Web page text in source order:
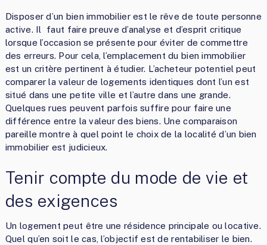
Disposer d’un bien immobilier est le rêve de toute personne
active. Il faut faire preuve d’analyse et d’esprit critique
lorsque l’occasion se présente pour éviter de commettre
des erreurs. Pour cela, l’emplacement du bien immobilier
est un critère pertinent à étudier. L’acheteur potentiel peut
comparer la valeur de logements identiques dont l’un est
situé dans une petite ville et l’autre dans une grande.
Quelques rues peuvent parfois suffire pour faire une
différence entre la valeur des biens. Une comparaison
pareille montre à quel point le choix de la localité d’un bien
immobilier est judicieux.
Tenir compte du mode de vie et
des exigences
Un logement peut être une résidence principale ou locative.
Quel qu’en soit le cas, l’objectif est de rentabiliser le bien.